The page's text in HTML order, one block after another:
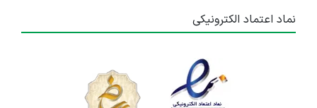
نماد اعتماد الکترونیکی